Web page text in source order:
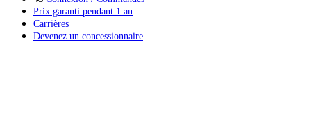
Prix garanti pendant 1 an
Carrières
Devenez un concessionnaire